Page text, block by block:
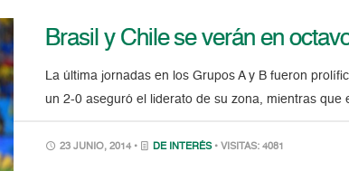
Brasil y Chile se verán en
La última jornadas en los Grupos A y B fueron
un 2-0 aseguró el liderato de su zona, mientras
23 JUNIO, 2014 • DE INTERÉS • VISITAS: 4081